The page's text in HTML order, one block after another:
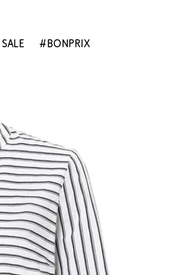
SALE #BONPRIX